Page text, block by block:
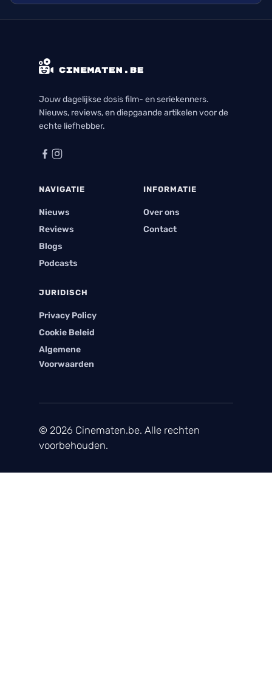
Jouw dagelijkse dosis film- en seriekenners.
Nieuws, reviews, en diepgaande artikelen voor de
echte liefhebber.
NAVIGATIE
Nieuws
Reviews
Blogs
Podcasts
INFORMATIE
Over ons
Contact
JURIDISCH
Privacy Policy
Cookie Beleid
Algemene
Voorwaarden
© 2026 Cinematen.be. Alle rechten
voorbehouden.